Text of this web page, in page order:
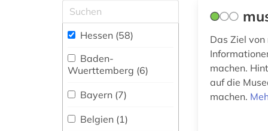
Patente (0)
Philosophie (0)
Physik (0)
Politologie (4)
Produktionslogistik
gießen (2)
gymnasium (1)
handschrift (2)
hauptschule (1)
hessen (25)
Hessen (58)
Baden-
Wuerttemberg (6)
Bayern (7)
Belgien (1)
Das Ziel
machen.
auf die
machen.